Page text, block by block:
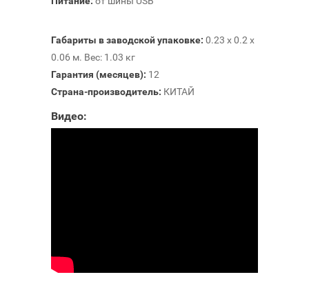
Габариты в заводской упаковке: 0.23 x 0.2 x
0.06 м. Вес: 1.03 кг
Гарантия (месяцев): 12
Страна-производитель: КИТАЙ
Видео: